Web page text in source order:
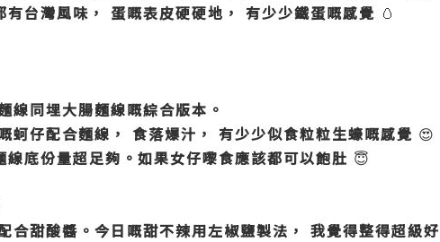
台灣風味， 蛋嘅表皮硬硬地， 有少少鐵蛋嘅感覺 🥚
線同埋大腸麵線嘅綜合版本。
蚵仔配合麵線，
食落爆汁， 有少少似食粒粒生蠔嘅感覺 😍
線底份量超足夠。如果女仔嚟食應該都可以飽肚 😇
合甜酸醬。今日嘅甜不辣用左椒鹽製法， 我覺得整得超級